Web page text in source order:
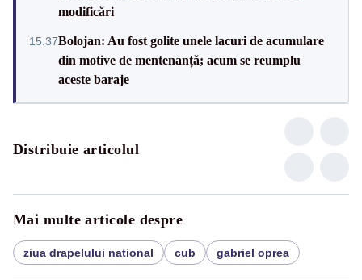
modificări
15:37Bolojan: Au fost golite unele lacuri de acumulare
din motive de mentenanță; acum se reumplu
aceste baraje
Distribuie articolul
Mai multe articole despre
ziua drapelului national cub gabriel oprea